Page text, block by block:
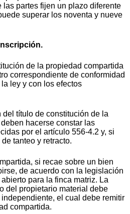
las partes fijen un plazo diferente
superar los noventa y nueve
de la propiedad compartida
correspondiente de conformidad
ley y con los efectos
del título de constitución de la
hacerse constar las
por el artículo 556-4.2 y, si
tanteo y retracto.
si recae sobre un bien
de acuerdo con la legislación
para la finca matriz. La
del propietario material debe
el cual debe remitir
compartida.